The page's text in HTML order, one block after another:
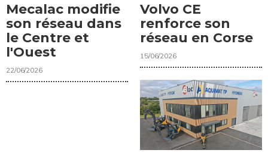
Mecalac modifie
son réseau dans
le Centre et
l'Ouest
22/06/2026
Volvo CE
renforce son
réseau en Corse
15/06/2026